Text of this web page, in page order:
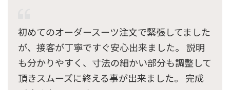
初めてのオーダースーツ注文で緊張してました
が、接客が丁寧ですぐ安心出来ました。 説明
も分かりやすく、寸法の細かい部分も調整して
頂きスムーズに終える事が出来ました。 完成